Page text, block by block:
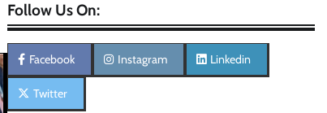
Follow Us On:
Facebook Instagram Linkedin
Twitter